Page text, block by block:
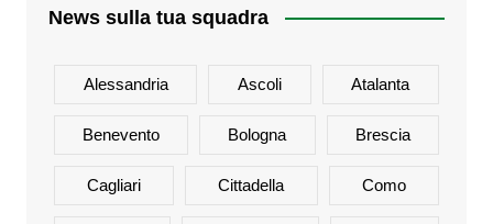
News sulla tua squadra
Alessandria Ascoli Atalanta
Benevento Bologna Brescia
Cagliari Cittadella Como